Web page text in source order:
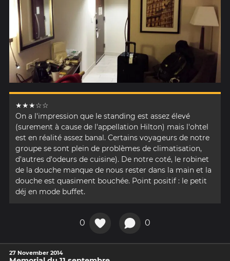
★★★☆☆
On a l'impression que le standing est assez élevé
(surement à cause de l'appellation Hilton) mais l'ohtel
est en réalité assez banal. Certains voyageurs de notre
groupe se sont plein de problèmes de climatisation,
d'autres d'odeurs de cuisine). De notre coté, le robinet
de la douche manque de nous rester dans la main et la
douche est quasiment bouchée. Point positif : le petit
déj en mode buffet.
0 0
27 November 2014